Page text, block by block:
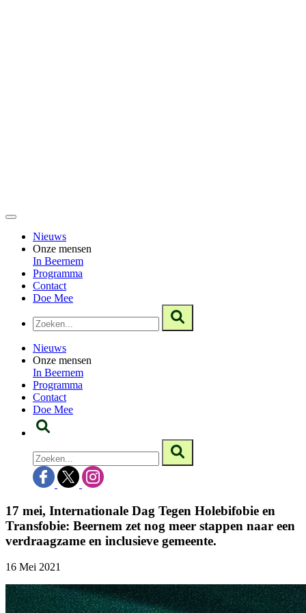
Nieuws
Onze mensen
In Beernem
Programma
Contact
Doe Mee
Nieuws
Onze mensen
In Beernem
Programma
Contact
Doe Mee
17 mei, Internationale Dag Tegen Holebifobie en
Transfobie: Beernem zet nog meer stappen naar een
verdraagzame en inclusieve gemeente.
16 Mei 2021